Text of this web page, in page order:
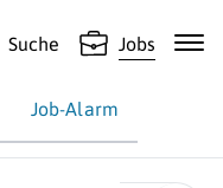
Suche Jobs
Job-Alarm